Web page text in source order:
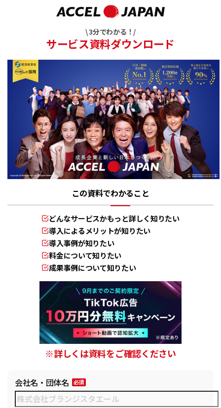
\ 3分でわかる！/
サービス資料ダウンロード
この資料でわかること
どんなサービスかもっと詳しく知りたい
導入によるメリットが知りたい
導入事例が知りたい
料金について知りたい
成果事例について知りたい
※詳しくは資料をご確認ください
会社名・団体名